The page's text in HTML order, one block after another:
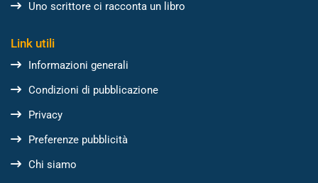
Uno scrittore ci racconta un libro
Link utili
Informazioni generali
Condizioni di pubblicazione
Privacy
Preferenze pubblicità
Chi siamo